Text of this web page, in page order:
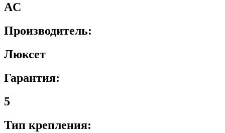
AC
Производитель:
Люксет
Гарантия:
5
Тип крепления: